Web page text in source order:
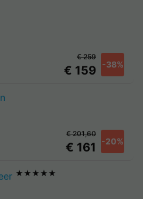
€ 159 -38%
€ 259
€ 161 -20%
€ 201,60
★★★★★